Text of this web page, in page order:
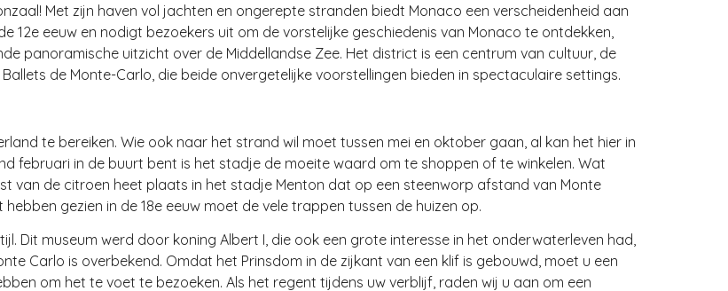
Met zijn haven vol jachten en ongerepte stranden biedt Monaco een verscheidenheid aan
eeuw en nodigt bezoekers uit om de vorstelijke geschiedenis van Monaco te ontdekken,
panoramische uitzicht over de Middellandse Zee. Het district is een centrum van cultuur, de
de Monte-Carlo, die beide onvergetelijke voorstellingen bieden in spectaculaire settings.
te bereiken. Wie ook naar het strand wil moet tussen mei en oktober gaan, al kan het hier in
februari in de buurt bent is het stadje de moeite waard om te shoppen of te winkelen. Wat
van de citroen heet plaats in het stadje Menton dat op een steenworp afstand van Monte
gezien in de 18e eeuw moet de vele trappen tussen de huizen op.
Dit museum werd door koning Albert I, die ook een grote interesse in het onderwaterleven had,
Carlo is overbekend. Omdat het Prinsdom in de zijkant van een klif is gebouwd, moet u een
om het te voet te bezoeken. Als het regent tijdens uw verblijf, raden wij u aan om een